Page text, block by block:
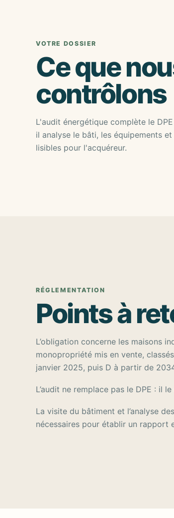
VOTRE DOSSIER
Ce que
contrôlons
L'audit énergétique complète le
il analyse le bâti, les équipements
lisibles pour l'acquéreur.
RÉGLEMENTATION
Points à
L’obligation concerne les maisons
monopropriété mis en vente,
janvier 2025, puis D à partir de
L’audit ne remplace pas le DPE : il
La visite du bâtiment et l’analyse
nécessaires pour établir un rapport